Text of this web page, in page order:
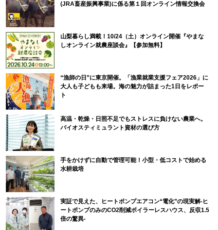
(JRA畜産振興事業)に係る第１回オンライン情報交換会
山梨暮らし満載！10/24（土）オンライン開催『やまな
しオンライン就農座談会』【参加無料】
“漁師の日”に東京開催。「漁業就業支援フェア2026」に
大人も子どもも来場。海の魅力が詰まった1日をレポー
ト
高温・乾燥・日照不足でもストレスに負けない農業へ。
バイオスティミュラント資材の選び方
手をかけずに自動で管理可能！小型・低コストで始める
水耕栽培
実証で見えた、ヒートポンプエアコン“電化”の現実解-ヒ
ートポンプのみのCO2削減ボイラーレスハウス、反収1.5
倍の驚異-